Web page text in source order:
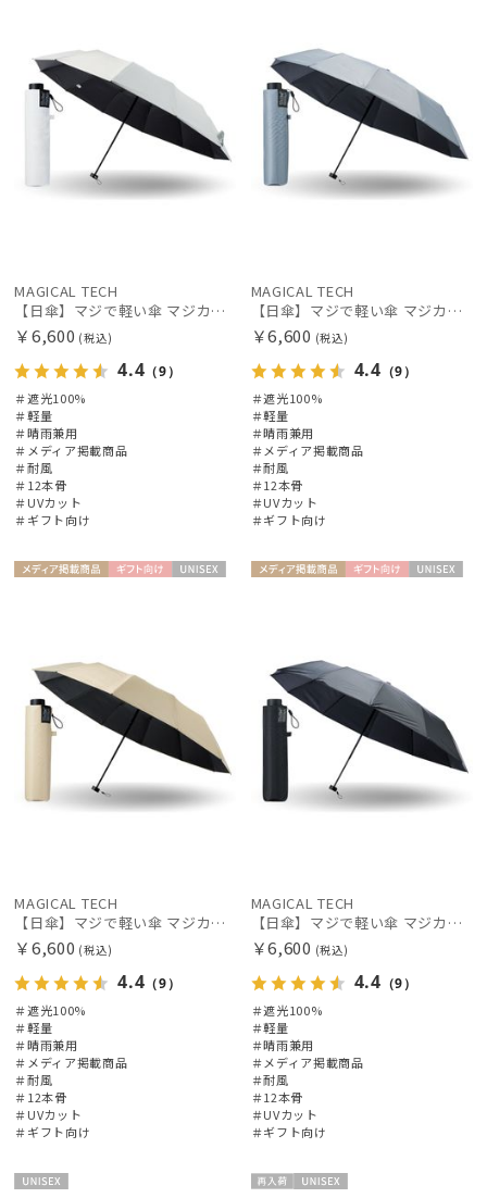
MAGICAL TECH
【日傘】マジで軽い傘 マジカルテックプロテクション（MAGICAL TECH PROTECTION）Tough 12 rib55cm
￥6,600 (税込)
4.4 （9）
＃遮光100%
＃軽量
＃晴雨兼用
＃メディア掲載商品
＃耐風
＃12本骨
＃UVカット
＃ギフト向け
MAGICAL TECH
【日傘】マジで軽い傘 マジカルテックプロテクション（MAGICAL TECH PROTECTION）Tough 12 rib55cm
￥6,600 (税込)
4.4 （9）
＃遮光100%
＃軽量
＃晴雨兼用
＃メディア掲載商品
＃耐風
＃12本骨
＃UVカット
＃ギフト向け
MAGICAL TECH
【日傘】マジで軽い傘 マジカルテックプロテクション（MAGICAL TECH PROTECTION）Tough 12 rib55cm
￥6,600 (税込)
4.4 （9）
＃遮光100%
＃軽量
＃晴雨兼用
＃メディア掲載商品
＃耐風
＃12本骨
＃UVカット
＃ギフト向け
MAGICAL TECH
【日傘】マジで軽い傘 マジカルテックプロテクション（MAGICAL TECH PROTECTION）Tough 12 rib55cm
￥6,600 (税込)
4.4 （9）
＃遮光100%
＃軽量
＃晴雨兼用
＃メディア掲載商品
＃耐風
＃12本骨
＃UVカット
＃ギフト向け